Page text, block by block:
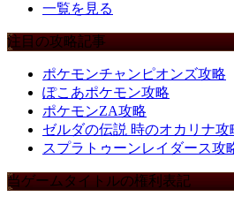
一覧を見る
注目の攻略記事
ポケモンチャンピオンズ攻略
ぽこあポケモン攻略
ポケモンZA攻略
ゼルダの伝説 時のオカリナ攻
スプラトゥーンレイダース攻
当ゲームタイトルの権利表記